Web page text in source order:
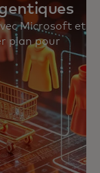
Microsoft et
plan pour